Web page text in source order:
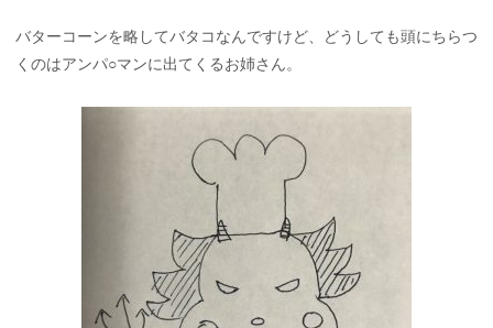
バターコーンを略してバタコなんですけど、どうしても頭にちらつ
くのはアンパ○マンに出てくるお姉さん。